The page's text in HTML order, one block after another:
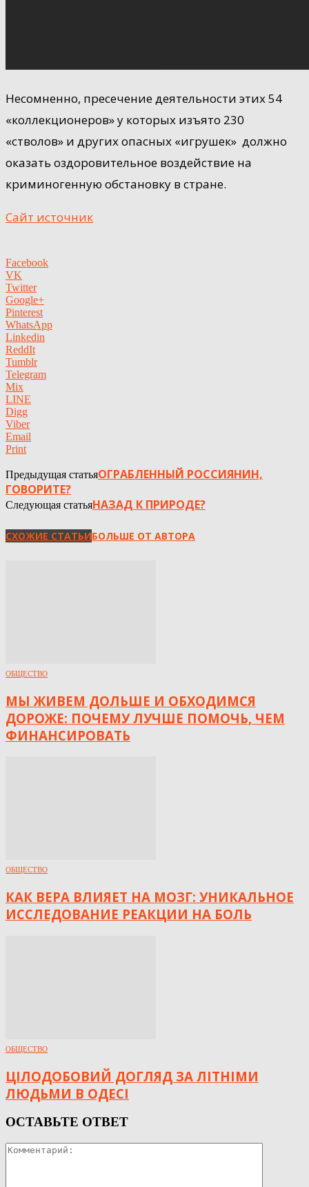
Несомненно, пресечение деятельности этих 54
«коллекционеров» у которых изъято 230
«стволов» и других опасных «игрушек» должно
оказать оздоровительное воздействие на
криминогенную обстановку в стране.
Сайт источник
Facebook
VK
Twitter
Google+
Pinterest
WhatsApp
Linkedin
ReddIt
Tumblr
Telegram
Mix
LINE
Digg
Viber
Email
Print
Предыдущая статьяОГРАБЛЕННЫЙ РОССИЯНИН,
ГОВОРИТЕ?
Следующая статьяНАЗАД К ПРИРОДЕ?
СХОЖИЕ СТАТЬИБОЛЬШЕ ОТ АВТОРА
ОБЩЕСТВО
МЫ ЖИВЕМ ДОЛЬШЕ И ОБХОДИМСЯ
ДОРОЖЕ: ПОЧЕМУ ЛУЧШЕ ПОМОЧЬ, ЧЕМ
ФИНАНСИРОВАТЬ
ОБЩЕСТВО
КАК ВЕРА ВЛИЯЕТ НА МОЗГ: УНИКАЛЬНОЕ
ИССЛЕДОВАНИЕ РЕАКЦИИ НА БОЛЬ
ОБЩЕСТВО
ЦІЛОДОБОВИЙ ДОГЛЯД ЗА ЛІТНІМИ
ЛЮДЬМИ В ОДЕСІ
ОСТАВЬТЕ ОТВЕТ